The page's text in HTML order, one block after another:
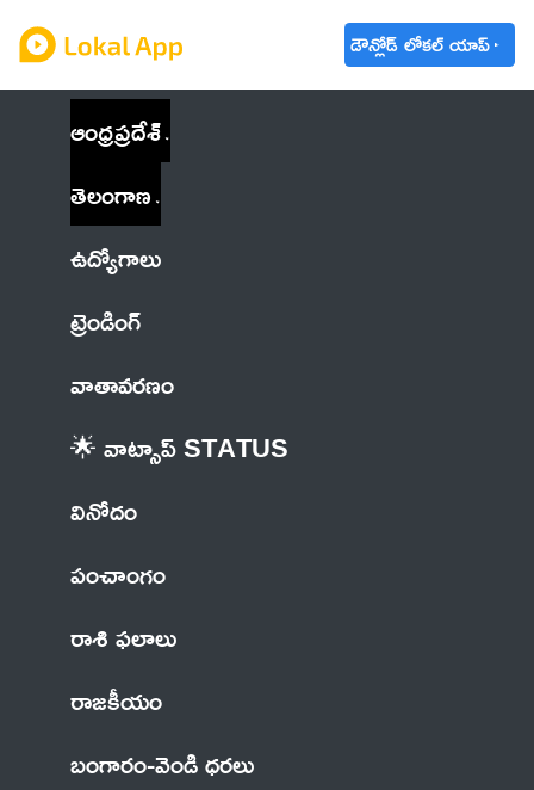
డౌన్లోడ్ లోకల్ యాప్
ఆంధ్రప్రదేశ్
తెలంగాణ
ఉద్యోగాలు
ట్రెండింగ్
వాతావరణం
🌟 వాట్సాప్ STATUS
వినోదం
పంచాంగం
రాశి ఫలాలు
రాజకీయం
బంగారం-వెండి ధరలు